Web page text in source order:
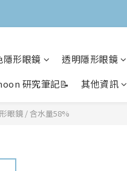
隱形眼鏡
透明隱形眼鏡
研究筆記📝 其他資訊
眼鏡 / 含水量58%